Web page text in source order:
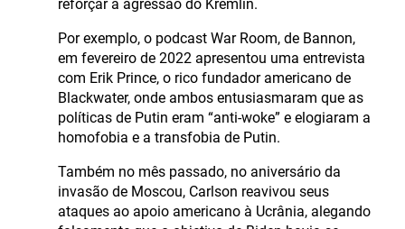
reforçar a agressão do Kremlin.
Por exemplo, o podcast War Room, de Bannon,
em fevereiro de 2022 apresentou uma entrevista
com Erik Prince, o rico fundador americano de
Blackwater, onde ambos entusiasmaram que as
políticas de Putin eram “anti-woke” e elogiaram a
homofobia e a transfobia de Putin.
Também no mês passado, no aniversário da
invasão de Moscou, Carlson reavivou seus
ataques ao apoio americano à Ucrânia, alegando